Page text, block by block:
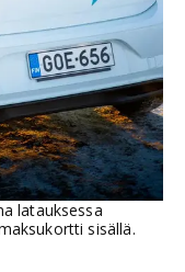
latauksessa
sisällä.